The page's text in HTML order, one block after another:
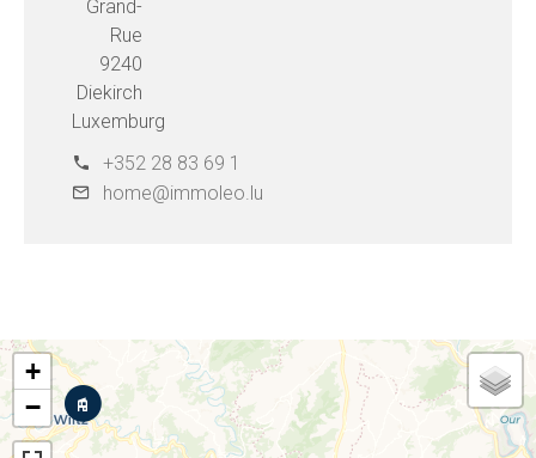
Grand-
Rue
9240
Diekirch
Luxemburg
+352 28 83 69 1
home@immoleo.lu
+
−